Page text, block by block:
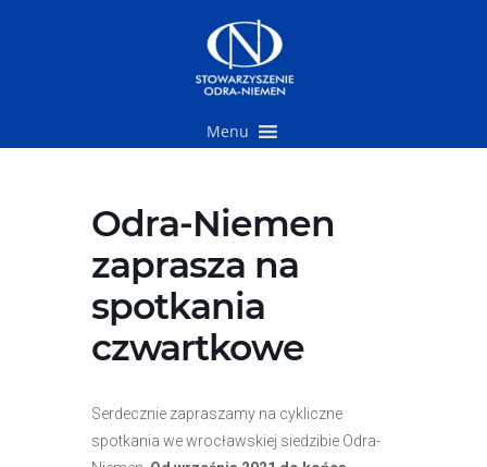
Menu
Odra-Niemen
zaprasza na
spotkania
czwartkowe
Serdecznie zapraszamy na cykliczne
spotkania we wrocławskiej siedzibie Odra-